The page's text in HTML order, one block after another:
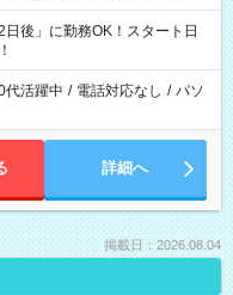
のみ、残業なし、交替制など
後」に勤務OK！スタート日
代活躍中 / 電話対応なし / パソ
詳細へ
掲載日：2026.08.04